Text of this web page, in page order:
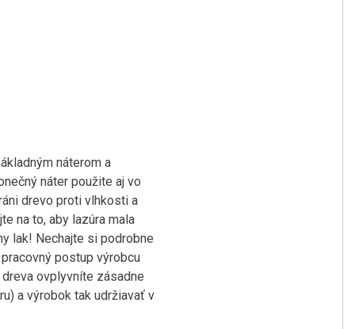
náterom a
náter použite aj vo
drevo proti vlhkosti a
na to, aby lazúra mala
lak! Nechajte si podrobne
postup výrobcu
ovplyvníte zásadne
a výrobok tak udržiavať v